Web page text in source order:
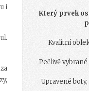
i
Který prvek
Kvalitní
Pečlivě
Upravené